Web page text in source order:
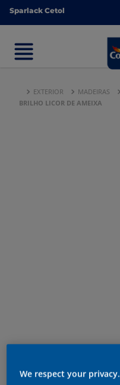
Sparlack Cetol
Sparlack Cetol
EXTERIOR MADEIRAS
BRILHO LICOR DE AMEIXA
We respect your privacy.